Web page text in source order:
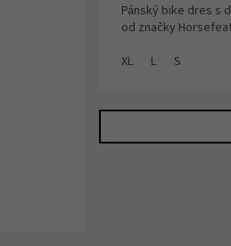
Pánský bike dres s
od značky
XL
L S